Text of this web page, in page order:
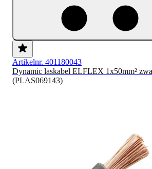
Artikelnr. 401180043
Dynamic laskabel ELFLEX 1x50mm²
(PLAS069143)